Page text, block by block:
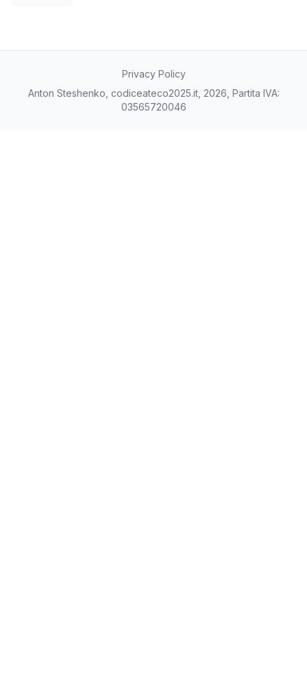
Privacy Policy
Anton Steshenko, codiceateco2025.it, 2026, Partita IVA:
03565720046